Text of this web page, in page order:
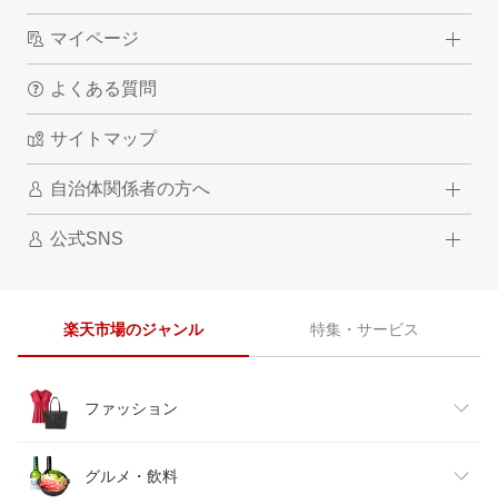
マイページ
よくある質問
サイトマップ
自治体関係者の方へ
公式SNS
楽天市場のジャンル 特集・サービス
ファッション
レディースファッション
グルメ・飲料